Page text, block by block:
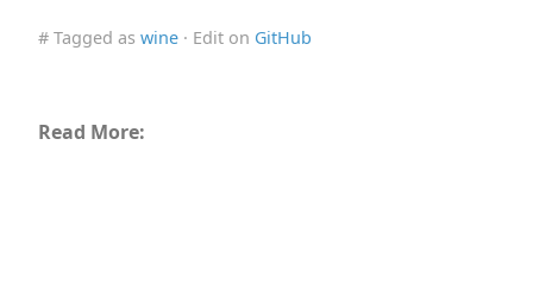
# Tagged as wine · Edit on GitHub
Read More: